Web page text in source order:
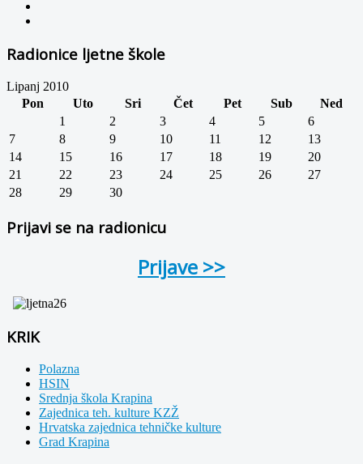
Radionice ljetne škole
Lipanj 2010
Pon
Uto Sri Čet Pet Sub
Ned
1
2 3 4 5
6
7
8 9 10 11 12
13
14
15 16 17 18 19
20
21
22 23 24 25 26
27
28
29 30
Prijavi se na radionicu
Prijave >>
KRIK
Polazna
HSIN
Srednja škola Krapina
Zajednica teh. kulture KZŽ
Hrvatska zajednica tehničke kulture
Grad Krapina